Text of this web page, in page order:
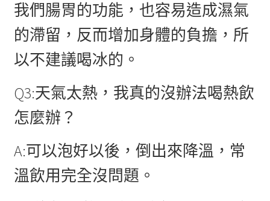
我們腸胃的功能，也容易造成濕氣
的滯留，反而增加身體的負擔，所
以不建議喝冰的。
Q3:天氣太熱，我真的沒辦法喝熱飲
怎麼辦？
A:可以泡好以後，倒出來降溫，常
溫飲用完全沒問題。